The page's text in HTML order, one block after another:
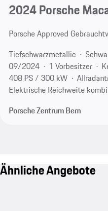
2024 Porsche
Porsche Approved
Tiefschwarzmetallic
09/2024
1 Vorbesitzer
408 PS / 300 kW
Elektrische Reichweite
Porsche Zentrum Bern
Ähnliche Angebote